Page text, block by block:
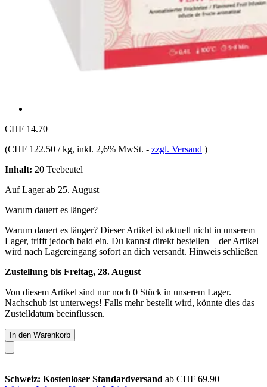
CHF 14.70
(CHF 122.50 / kg, inkl. 2,6% MwSt. - zzgl. Versand )
Inhalt: 20 Teebeutel
Auf Lager ab 25. August
Warum dauert es länger?
Warum dauert es länger? Dieser Artikel ist aktuell nicht in unserem
Lager, trifft jedoch bald ein. Du kannst direkt bestellen – der Artikel
wird nach Lagereingang sofort an dich versandt. Hinweis schließen
Zustellung bis Freitag, 28. August
Von diesem Artikel sind nur noch 0 Stück in unserem Lager.
Nachschub ist unterwegs! Falls mehr bestellt wird, könnte dies das
Zustelldatum beeinflussen.
In den Warenkorb
Schweiz: Kostenloser Standardversand ab CHF 69.90